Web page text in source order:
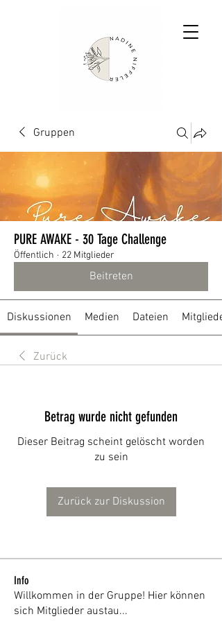
Gruppen
PURE AWAKE - 30 Tage Challenge
Öffentlich · 22 Mitglieder
Beitreten
Diskussionen Medien Dateien Mitglieder
Zurück
Betrag wurde nicht gefunden
Dieser Beitrag scheint gelöscht worden
zu sein
Zurück zur Diskussion
Info
Willkommen in der Gruppe! Hier können
sich Mitglieder austau...